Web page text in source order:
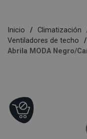
Inicio Climatización
Ventiladores de techo
Abrila MODA Negro/